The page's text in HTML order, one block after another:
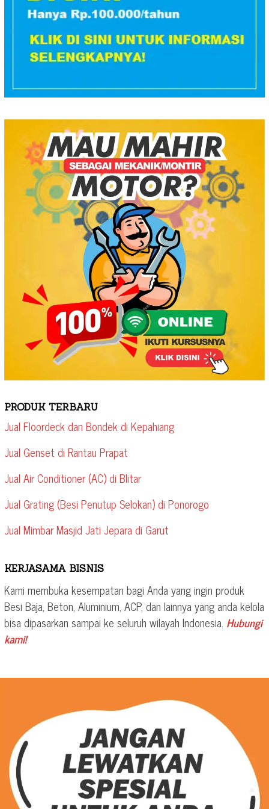
PRODUK TERBARU
Jual Floordeck dan Bondek di Kepahiang
Jual Genset di Rantau Prapat
Jual Air Conditioner (AC) di Blitar
Jual Grating (Besi Penutup Selokan) di Ponorogo
Jual Mimbar Masjid Jati Jepara di Garut
KERJASAMA BISNIS
Kami membuka kesempatan bagi Anda yang ingin produk
Besi Baja, Beton, Aluminium, ACP, dan lainnya yang anda kelola
bisa dipasarkan sampai ke seluruh wilayah Indonesia. Hubungi
kami!